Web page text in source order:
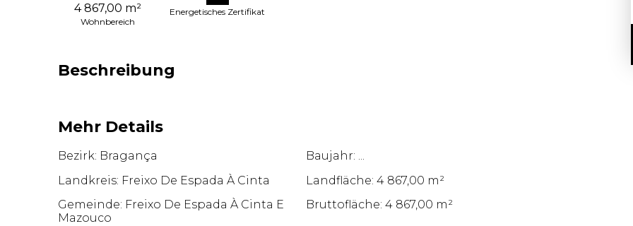
4 867,00 m²
Wohnbereich
Energetisches Zertifikat
Beschreibung
Mehr Details
Bezirk: Bragança
Baujahr: ...
Landkreis: Freixo De Espada À Cinta
Landfläche: 4 867,00 m²
Gemeinde: Freixo De Espada À Cinta E
Mazouco
Bruttofläche: 4 867,00 m²